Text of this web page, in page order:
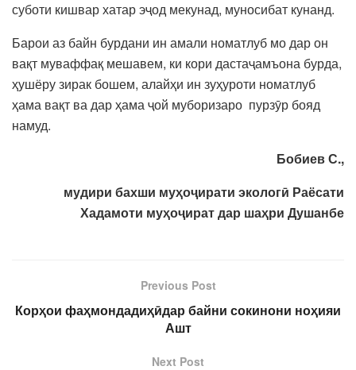
суботи кишвар хатар эҷод мекунад, муносибат кунанд.
Барои аз байн бурдани ин амали номатлуб мо дар он
вақт муваффақ мешавем, ки кори дастаҷамъона бурда,
ҳушёру зирак бошем, алайҳи ин зуҳуроти номатлуб
ҳама вақт ва дар ҳама ҷой муборизаро пурзӯр бояд
намуд.
Бобиев С.,
мудири бахши муҳоҷирати экологӣ Раёсати
Хадамоти муҳоҷират дар шаҳри Душанбе
Previous Post
Корҳои фаҳмондадиҳӣдар байни сокинони ноҳияи
Ашт
Next Post